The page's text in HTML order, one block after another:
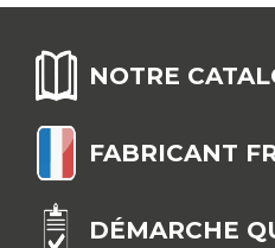
NOTRE
FABRICANT
DÉMARCHE